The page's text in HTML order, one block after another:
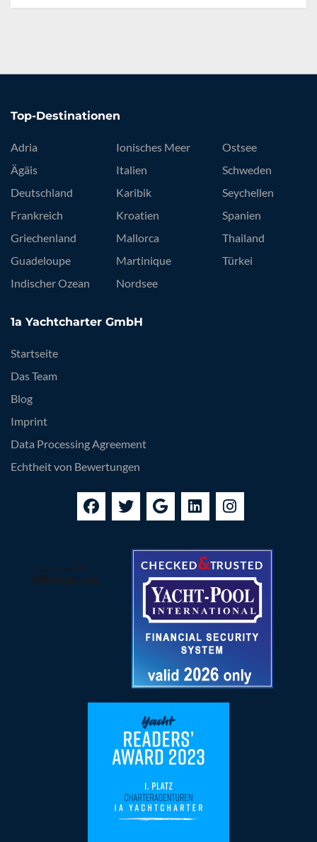
Top-Destinationen
Adria
Ägäis
Deutschland
Frankreich
Griechenland
Guadeloupe
Indischer Ozean
Ionisches Meer
Italien
Karibik
Kroatien
Mallorca
Martinique
Nordsee
Ostsee
Schweden
Seychellen
Spanien
Thailand
Türkei
1a Yachtcharter GmbH
Startseite
Das Team
Blog
Imprint
Data Processing Agreement
Echtheit von Bewertungen